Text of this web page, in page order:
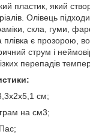
пластик, який
Олівець
скла, гуми,
плівка є прозорою,
струм і
перепадів
см;
на см3;